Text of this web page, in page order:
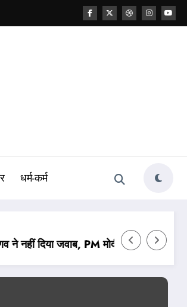
धर्म-कर्म
सख्त कानून लाने की बात
NTA के 47 अफसर बर्खास्त, कानूनी कार्रवाई